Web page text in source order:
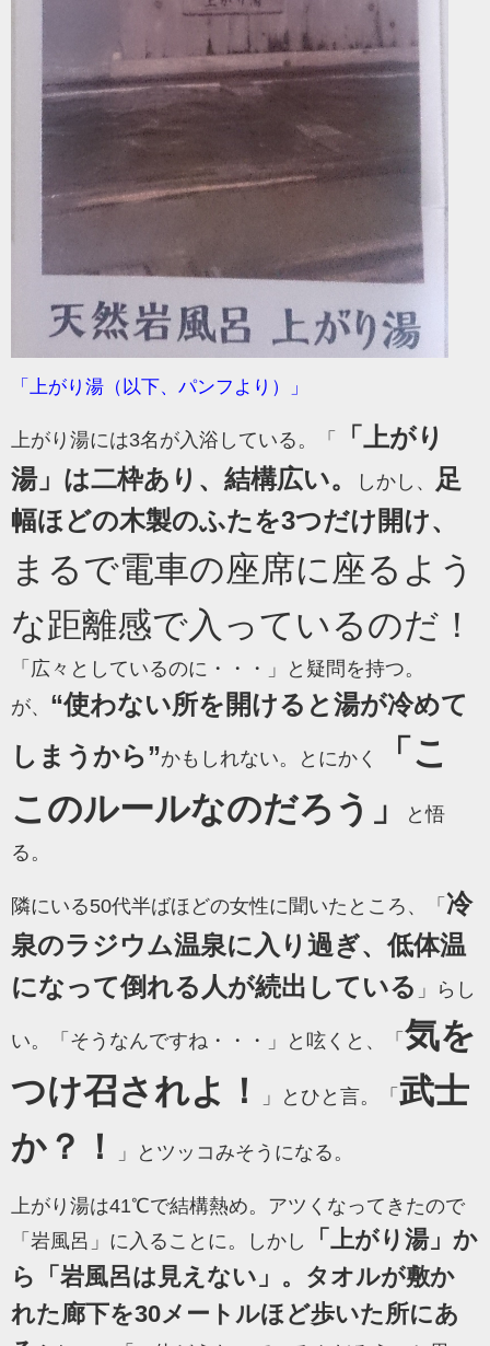
「上がり湯（以下、パンフより）」
上がり湯には3名が入浴している。「
「上がり
湯」は二枠あり、結構広い。
しかし、 足
幅ほどの木製のふたを3つだけ開け、
まるで電車の座席に座るよう
な距離感で入っているのだ！
「広々としているのに・・・」と疑問を持つ。
が、 “使わない所を開けると湯が冷めて
しまうから”かも しれない。とにかく
「こ
このルールなのだろう」
と悟
る。
隣にいる50代半ばほどの女性に聞いたところ、「 冷
泉のラジウム温泉に入り過ぎ、低体温
になって倒れる人が続出している 」らし
い。 「そうなんですね・・・」と呟くと、「 気を
つけ召されよ！
」 とひと言。「 武士
か？！
」と ツッコみそうになる。
上がり湯は41℃で結構熱め。 アツくなってきたので
「岩風呂」に入ることに。しかし
「上がり湯」か
ら「岩風呂は見えない」。タオルが敷か
れた廊下を30メートルほど歩いた所にあ